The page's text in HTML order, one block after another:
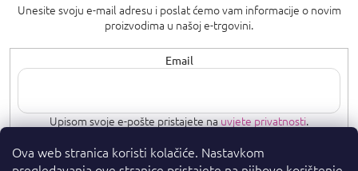
Ova web stranica koristi kolačiće. Nastavkom
Unesite svoju e-mail adresu i poslat ćemo vam informacije o novim
proizvodima u našoj e-trgovini.
Email
Upisom svoje e-pošte pristajete nauvjete privatnosti.
PRETPLATI SE